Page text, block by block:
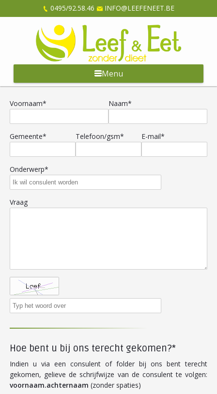
0495/92.58.46 INFO@LEEFENEET.BE
Menu
Voornaam* Naam*
Gemeente* Telefoon/gsm* E-mail*
Onderwerp*
Vraag
Hoe bent u bij ons terecht gekomen?*
Indien u via een consulent of folder bij ons bent terecht
gekomen, gelieve de schrijfwijze van de consulent te volgen:
voornaam.achternaam (zonder spaties)